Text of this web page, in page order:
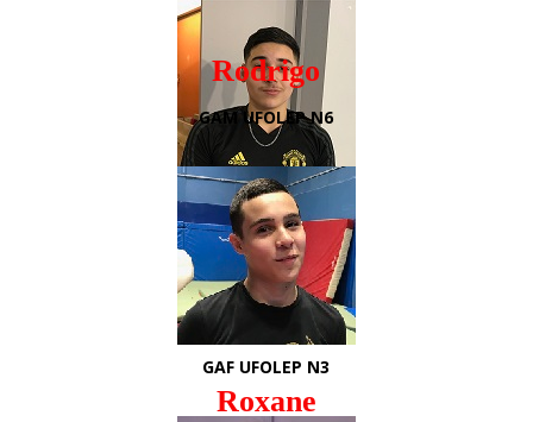
Béa
GAM FFG N2
GAM UFOLEP N1
GAF UFOLEP N3
Rodrigo
GAM UFOLEP N6
Roxane